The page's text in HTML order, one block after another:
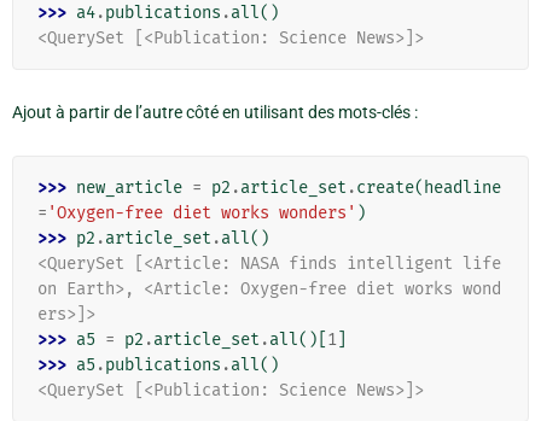
>>> a4.publications .all()
<QuerySet [<Publication: Science News>]>
Ajout à partir de l’autre côté en utilisant des mots-clés :
>>> new_article = p2 .article_set .create( headline
= 'Oxygen-free diet works wonders' )
>>> p2 .article_set .all()
<QuerySet [<Article: NASA finds intelligent life
on Earth>, <Article: Oxygen-free diet works wond
ers>]>
>>> a5 = p2 .article_set .all()[ 1
>>> a5.publications .all()
<QuerySet [<Publication: Science News>]>